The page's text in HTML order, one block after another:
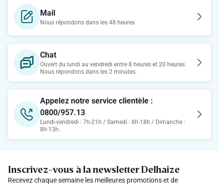
Mail
Nous répondons dans les 48 heures
Chat
Ouvert du lundi au vendredi entre 8 heures et 20 heures.
Nous répondons dans les 2 minutes.
Appelez notre service clientèle :
0800/957.13
Lundi-vendredi : 7h-21h / Samedi : 8h-18h / Dimanche :
8h-13h.
Inscrivez-vous à la newsletter Delhaize
Recevez chaque semaine les meilleures promotions et de